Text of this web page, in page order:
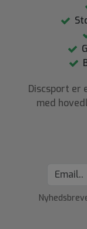
Discsport er
med